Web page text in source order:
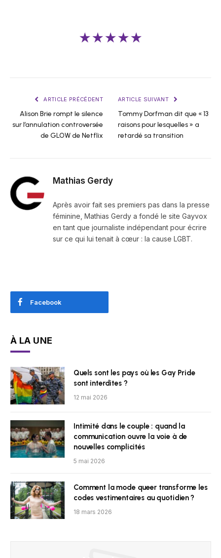
★★★★★
ARTICLE PRÉCÉDENT
Alison Brie rompt le silence
sur l’annulation controversée
de GLOW de Netflix
ARTICLE SUIVANT
Tommy Dorfman dit que « 13
raisons pour lesquelles » a
retardé sa transition
Mathias Gerdy
Après avoir fait ses premiers pas dans la presse
féminine, Mathias Gerdy a fondé le site Gayvox
en tant que journaliste indépendant pour écrire
sur ce qui lui tenait à cœur : la cause LGBT.
Facebook
À LA UNE
Quels sont les pays où les Gay Pride
sont interdites ?
12 mai 2026
Intimité dans le couple : quand la
communication ouvre la voie à de
nouvelles complicités
5 mai 2026
Comment la mode queer transforme les
codes vestimentaires au quotidien ?
18 mars 2026